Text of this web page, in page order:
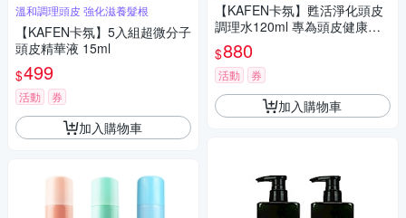
溫和調理頭皮 強化滋養髮根
【KAFEN卡氛】5入組超微分子
頭皮精華液 15ml
$499
活動 券
加入購物車
【KAFEN卡氛】甦活淨化頭皮
調理水120ml 專為頭皮健康設
計
$880
活動 券
加入購物車